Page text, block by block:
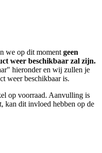
we op dit moment geen
weer beschikbaar zal zijn.
hieronder en wij zullen je
weer beschikbaar is.
op voorraad. Aanvulling is
kan dit invloed hebben op de